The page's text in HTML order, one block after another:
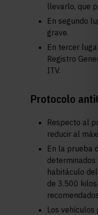
llevarlo, que
En segundo
grave.
En tercer
Registro
ITV.
Protocolo
Respecto al
reducir al
En la prueba
determinados
habitáculo
de 3.500
Los